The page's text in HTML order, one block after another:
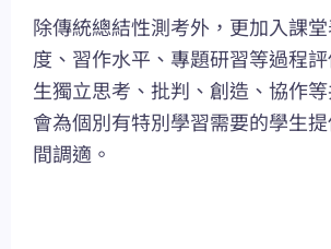
除傳統總結性測考外，更加入課
度、習作水平、專題研習等過程
生獨立思考、批判、創造、協作
會為個別有特別學習需要的學生
間調適。